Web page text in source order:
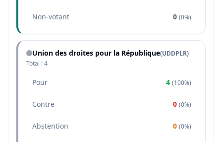
Non-votant 0 (0%)
Union des droites pour la République(UDDPLR)
Total :4
Pour 4 (100%)
Contre 0 (0%)
Abstention 0 (0%)